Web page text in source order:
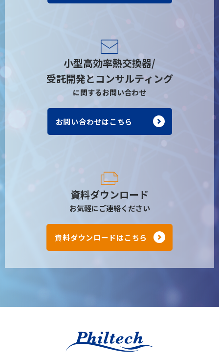
小型高効率熱交換器/
受託開発とコンサルティング
に関するお問い合わせ
お問い合わせはこちら
資料ダウンロード
お気軽にご連絡ください
資料ダウンロードはこちら